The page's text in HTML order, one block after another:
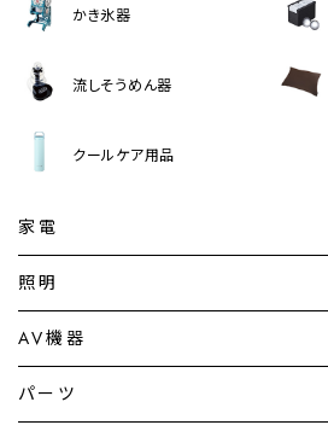
かき氷器
流しそうめん器
クールケア用品
家電
加湿器・空気清浄機
暖房機
照明
シーリングライト
AV機器
テレビ
パーツ